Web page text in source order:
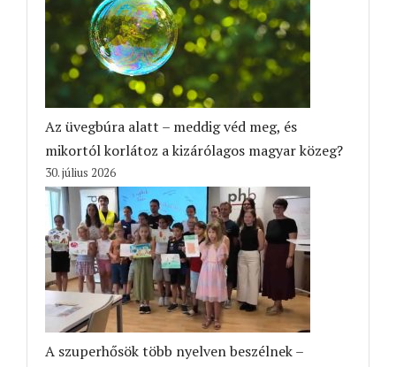
Az üvegbúra alatt – meddig véd meg, és
mikortól korlátoz a kizárólagos magyar közeg?
30. július 2026
A szuperhősök több nyelven beszélnek –